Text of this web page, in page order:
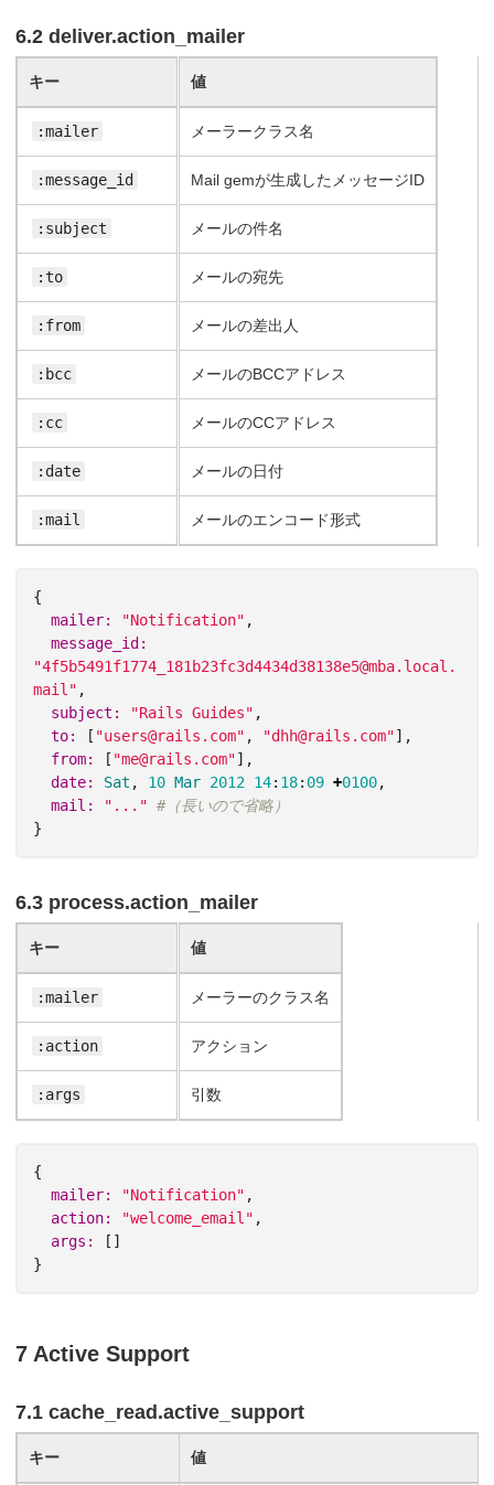
6.2 deliver.action_mailer
値
メーラークラス名
Mail gemが生成したメッセージID
メールの件名
メールの宛先
メールの差出人
メールのBCCアドレス
メールのCCアドレス
メールの日付
メールのエンコード形式
キー
:mailer
:message_id
:subject
:to
:from
:bcc
:cc
:date
:mail
{
mailer:
"Notification" ,
"4f5b5491f1774_181b23fc3d4434d38138e5@mba.local.
mail" ,
subject:
"Rails Guides" ,
to:
[ "users@rails.com" , "dhh@rails.com"],
from:
[ "me@rails.com"],
date: Sat , 10 Mar 2012 14: 18: 09 +0100,
mail:
"..." #（長いので省略）
}
6.3 process.action_mailer
値
メーラーのクラス名
アクション
引数
キー
:mailer
:action
:args
{
mailer:
"Notification" ,
action:
"welcome_email" ,
args:
[]
}
7 Active Support
7.1 cache_read.active_support
値
キー